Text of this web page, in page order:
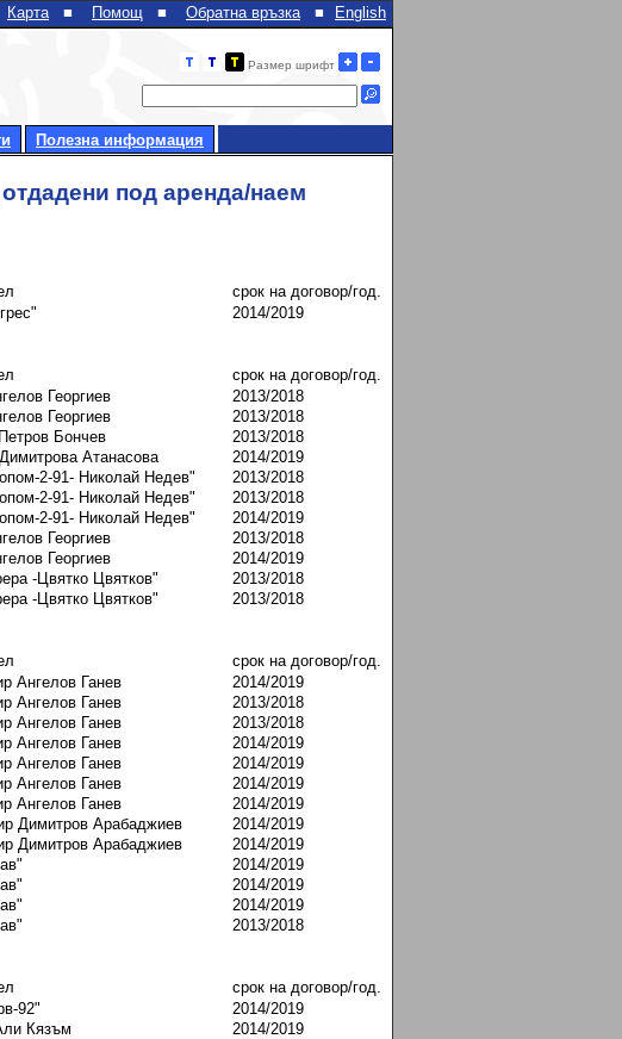
English
Карта ■ Помощ ■ Обратна връзка ■
Размер шрифт
Полезна информация
под аренда/наем
срок на договор/год.
2014/2019
срок на договор/год.
Георгиев
2013/2018
Георгиев
2013/2018
Бончев
2013/2018
Атанасова
2014/2019
2-91- Николай Недев"
2013/2018
2-91- Николай Недев"
2013/2018
2-91- Николай Недев"
2014/2019
Георгиев
2013/2018
Георгиев
2014/2019
-Цвятко Цвятков"
2013/2018
-Цвятко Цвятков" 2013/2018
срок на договор/год.
Ангелов Ганев
2014/2019
Ангелов Ганев
2013/2018
Ангелов Ганев
2013/2018
Ангелов Ганев
2014/2019
Ангелов Ганев
2014/2019
Ангелов Ганев
2014/2019
Ангелов Ганев
2014/2019
Димитров Арабаджиев
2014/2019
Димитров Арабаджиев
2014/2019
2014/2019
2014/2019
2014/2019
2013/2018
срок на договор/год.
92"
2014/2019
Кязъм
2014/2019